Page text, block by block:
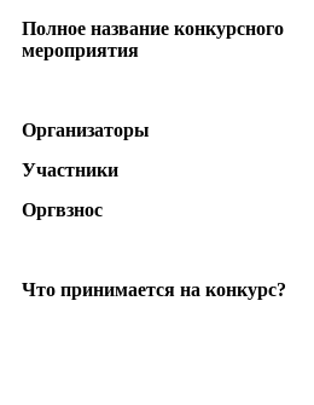
Полное название конкурсного
мероприятия
Организаторы
Участники
Оргвзнос
Что принимается на конкурс?